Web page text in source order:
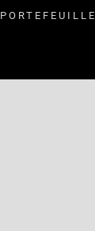
PORTEFEUILLE